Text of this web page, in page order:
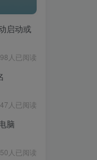
启动或
人已阅读
人已阅读
脑
人已阅读